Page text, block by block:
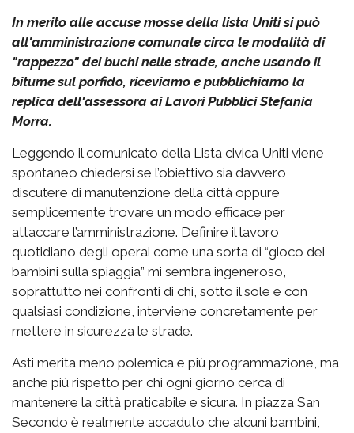
In merito alle accuse mosse della lista Uniti si può
all'amministrazione comunale circa le modalità di
"rappezzo" dei buchi nelle strade, anche usando il
bitume sul porfido, riceviamo e pubblichiamo la
replica dell'assessora ai Lavori Pubblici Stefania
Morra.
Leggendo il comunicato della Lista civica Uniti viene
spontaneo chiedersi se l’obiettivo sia davvero
discutere di manutenzione della città oppure
semplicemente trovare un modo efficace per
attaccare l’amministrazione. Definire il lavoro
quotidiano degli operai come una sorta di “gioco dei
bambini sulla spiaggia” mi sembra ingeneroso,
soprattutto nei confronti di chi, sotto il sole e con
qualsiasi condizione, interviene concretamente per
mettere in sicurezza le strade.
Asti merita meno polemica e più programmazione, ma
anche più rispetto per chi ogni giorno cerca di
mantenere la città praticabile e sicura. In piazza San
Secondo è realmente accaduto che alcuni bambini,